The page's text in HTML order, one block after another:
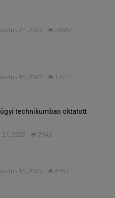
24, 2022 28967
15, 2023 13717
technikumban oktatott
21, 2023 7943
15, 2023 6453